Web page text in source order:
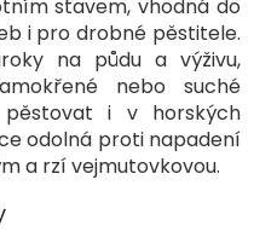
stavem, vhodná do
i pro drobné pěstitele.
na půdu a výživu,
nebo suché
pěstovat i v horských
odolná proti napadení
a rzí vejmutovkovou.